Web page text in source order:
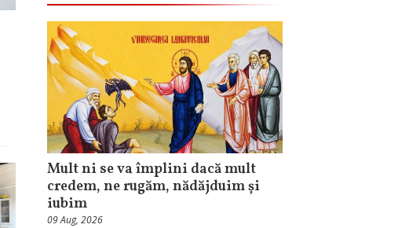
Mult ni se va împlini dacă mult
credem, ne rugăm, nădăjduim și
iubim
09 Aug, 2026